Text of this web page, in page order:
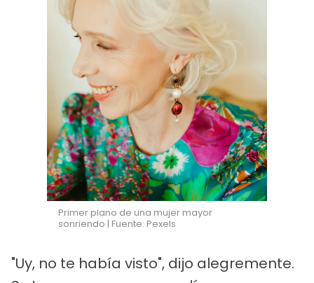
Primer plano de una mujer mayor
sonriendo | Fuente: Pexels
"Uy, no te había visto", dijo alegremente.